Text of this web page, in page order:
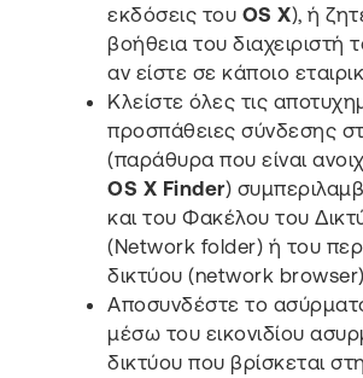
εκδόσεις του OS X), ή
βοήθεια του διαχειριστή
αν είστε σε κάποιο
Κλείστε όλες τις
προσπάθειες σύνδεσης
(παράθυρα που είναι
OS X Finder)
και του Φακέλου του
(Network folder) ή του
δικτύου (network
Αποσυνδέστε το
μέσω του εικονιδίου
δικτύου που βρίσκεται